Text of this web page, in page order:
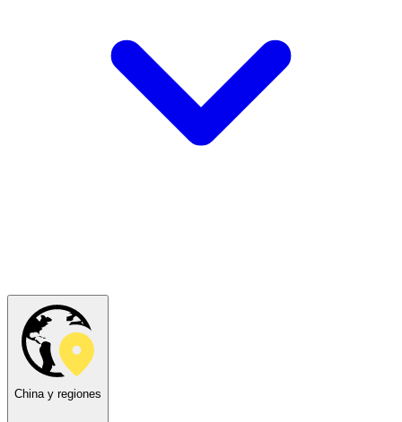
China y regiones